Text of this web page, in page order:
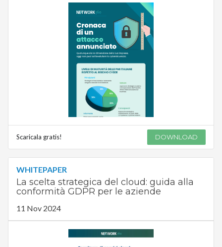
Scaricala gratis! DOWNLOAD
WHITEPAPER
La scelta strategica del cloud: guida alla
conformità GDPR per le aziende
11 Nov 2024